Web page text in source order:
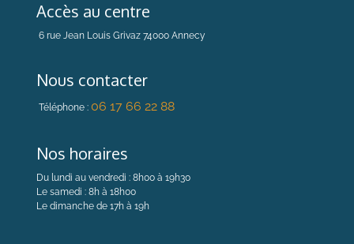
Accès au centre
6 rue Jean Louis Grivaz 74000 Annecy
Nous contacter
Téléphone : 06 17 66 22 88
Nos horaires
Du lundi au vendredi : 8h00 à 19h30
Le samedi : 8h à 18h00
Le dimanche de 17h à 19h